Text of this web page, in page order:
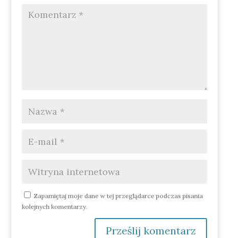
Zapamiętaj moje dane w tej przeglądarce podczas pisania
kolejnych komentarzy.
Prześlij komentarz